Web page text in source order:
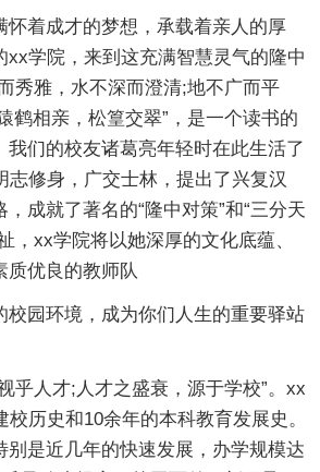
怀着成才的梦想，承载着亲人的厚
xx学院，来到这充满智慧灵气的隆中
秀雅，水不深而澄清;地不广而平
鹤相亲，松篁交翠”，是一个读书的
我们的校友诸葛亮年轻时在此生活了
志修身，广交士林，提出了兴复汉
成就了著名的“隆中对策”和“三分天
，xx学院将以她深厚的文化底蕴、
质优良的教师队
校园环境，成为你们人生的重要驿站
乎人才;人才之盛衰，源于学校”。xx
历史和10余年的本科教育发展史。
别是近几年的快速发展，办学规模达